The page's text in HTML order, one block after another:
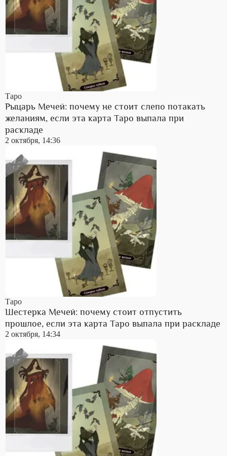
Таро
Рыцарь Мечей: почему не стоит слепо потакать
желаниям, если эта карта Таро выпала при
раскладе
2 октября, 14:36
Таро
Шестерка Мечей: почему стоит отпустить
прошлое, если эта карта Таро выпала при раскладе
2 октября, 14:34